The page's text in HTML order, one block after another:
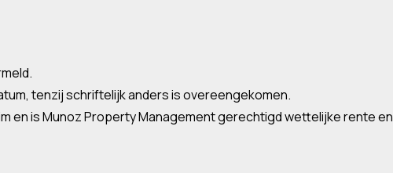
tenzij schriftelijk anders is overeengekomen.
en is Munoz Property Management gerechtigd wettelijke rente en